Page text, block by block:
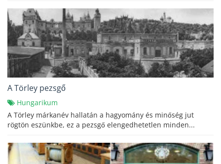
A Törley pezsgő
Hungarikum
A Törley márkanév hallatán a hagyomány és minőség jut
rögtön eszünkbe, ez a pezsgő elengedhetetlen minden...